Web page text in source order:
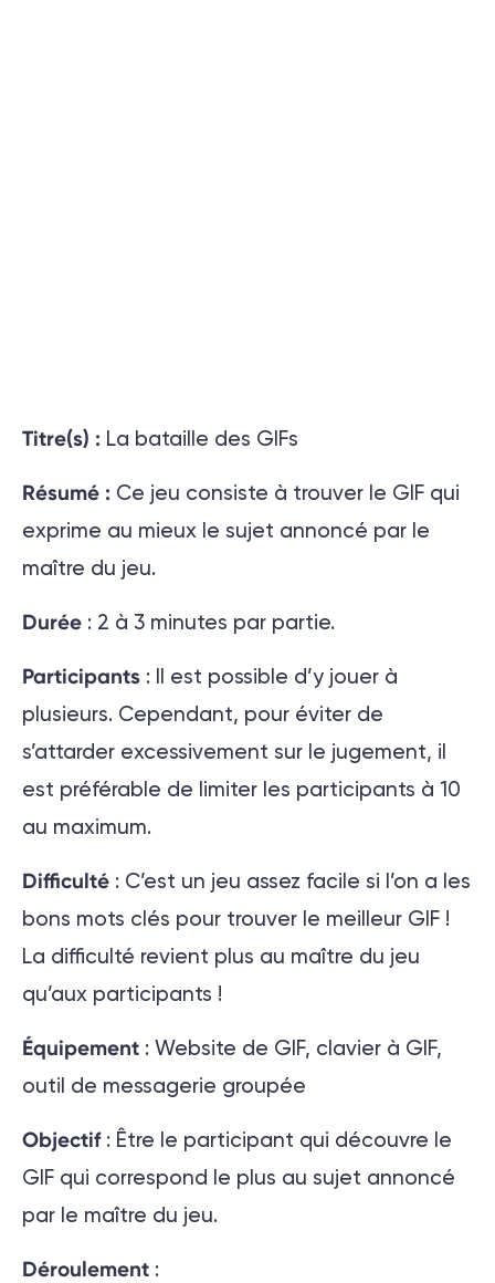
Titre(s) : La bataille des GIFs
Résumé : Ce jeu consiste à trouver le GIF qui
exprime au mieux le sujet annoncé par le
maître du jeu.
Durée : 2 à 3 minutes par partie.
Participants : Il est possible d’y jouer à
plusieurs. Cependant, pour éviter de
s’attarder excessivement sur le jugement, il
est préférable de limiter les participants à 10
au maximum.
Difficulté : C’est un jeu assez facile si l’on a les
bons mots clés pour trouver le meilleur GIF !
La difficulté revient plus au maître du jeu
qu’aux participants !
Équipement : Website de GIF, clavier à GIF,
outil de messagerie groupée
Objectif: Être le participant qui découvre le
GIF qui correspond le plus au sujet annoncé
par le maître du jeu.
Déroulement :